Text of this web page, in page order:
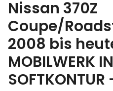
Nissan 370Z
Coupe/
2008 bis
MOBILWERK